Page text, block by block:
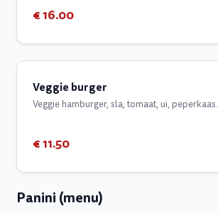
drankje naar keuze.
€ 16.00
Veggie burger
Veggie hamburger, sla, tomaat, ui, peperkaas.
€ 11.50
Panini (menu)